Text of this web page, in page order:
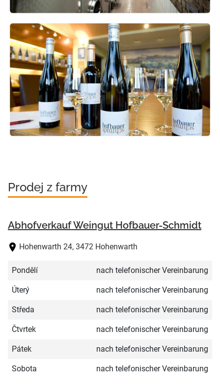
Prodej z farmy
Abhofverkauf Weingut Hofbauer-Schmidt
Hohenwarth 24, 3472 Hohenwarth
Pondělí nach telefonischer Vereinbarung
Úterý nach telefonischer Vereinbarung
Středa nach telefonischer Vereinbarung
Čtvrtek nach telefonischer Vereinbarung
Pátek nach telefonischer Vereinbarung
Sobota nach telefonischer Vereinbarung